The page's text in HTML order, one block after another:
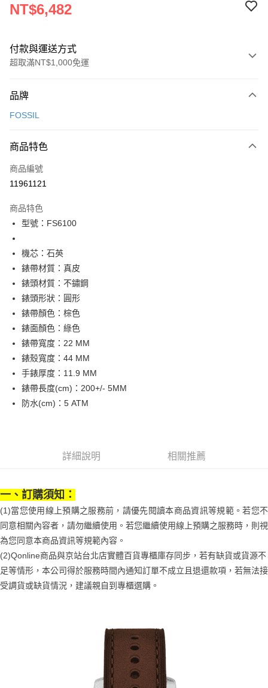
NT$6,482
付款與運送方式
超取滿NT$1,000免運
信用卡一次付款
6 期 0 利率 每期
合作金庫商業銀行
上海商業儲蓄銀行
臺灣中小企業銀行
匯豐（台灣）商業銀行
元大商業銀行
玉山商業銀行
台灣樂天信用卡公司
LINE Pay
Apple Pay
街口支付
Google Pay
全盈+PAY
大哥付你分期
相關說明
【大哥付你分期使用說明】
1.本服務由台灣大哥大提供，台灣大哥大用戶可立即使用無須另外申請。
2.付款方式選擇「大哥付你分期」，訂單成立後會自動跳轉到大哥付的交易
流程，驗證手機門號後，選擇欲分期的期數、繳款截止日，確認付款後即完
成交易。
3.實際核准額度、可分期數及費用金額請依後續交易確認頁面所載為準。
4.訂單成立30分鐘內，如未前往確認交易或遇審核未通過，訂單將自動取
消。如遇「轉專審核」未通過狀況，表示未達大哥付你分期系統評分，恕無
2.透過簡訊連結打開帳單後，可選擇「超商條碼／台灣大直營門市／銀行轉
【注意事項】
1.本服務係由「台灣大哥大股份有限公司」（以下簡稱本公司）所提供，讓
用戶於交易時，得透過本服務購買商品或服務，並由商店將買賣／分期付款
買賣價金債權讓與本公司後，依約使用本公司帳單繳交帳款。
資料（包含姓名、電話或地址）提供予台灣大哥大進項蒐集、處理及利用，
由本公司與您本人進行分期帳單所需資料之確認、核對及更正。
3.完整用戶服務條款，請詳閱以下連結： https://oppay.tw/userRule
AFTEE先享後付
相關說明
AFTEE先享後付是「在收到商品之後才付款」的支付方式。 讓您購物簡單
便利好安心！
１．簡單：不需註冊會員、不需綁卡、不需儲值。
２．便利：只要手機號碼，簡訊認證，即可結帳。
１．於結帳方式選擇「AFTEE先享後付」後，將跳轉至「AFTEE先享後付」
結帳頁面，進行簡訊認證並確認金額後，即可完成結帳。
ATM／網路銀行／等多元方式進行付款，方視為交易完成。
※ 請注意：結帳手續完成當下不需立刻繳費，但若您需要取消訂單，請聯絡
購買商品的店家。未經商家同意取消之訂單仍視為有效，需透過AFTEE先享
後付繳納相關費用。
※ 交易是否成功請以「AFTEE先享後付 」之結帳頁面顯示為準，若有關於
客戶支援中心」https://netprotections.freshdesk.com/support/home
【注意事項】
１．透過由恩沛科技股份有限公司提供之「AFTEE先享後付」服務完成之交
https://aftee.tw/terms/#terms3
３．未成年的使用者請事先徵得法定代理人或監護人之同意方可使用
「AFTEE先享後付」，若未經同意申辦者引起之損失，本公司不負相關責
４．使用「AFTEE先享後付」時，將依據個別帳號之用戶狀況，依本公司即
ATM付款
運送方式
付款後7-11取貨
宅配
每筆NT$100，滿NT$1,200(含以上)免運費
京站台北店客服中心(1F星巴克旁) 即日起不提供京站紙袋，取件時
請自備購物袋，若需購買紙袋可現場詢問
免運費
品牌
FOSSIL
商品特色
商品編號
11961121
商品特色
型號：FS6100
機芯：石英
錶帶材質：真皮
錶頭材質：不鏽鋼
錶頭形狀：圓形
錶帶顏色：棕色
錶面顏色：綠色
錶帶寬度：22 MM
錶殼寬度：44 MM
手錶厚度：11.9 MM
錶帶長度(cm)：200+/- 5MM
防水(cm)：5 ATM
詳細說明 相關推薦
一、訂購須知：
(1)當您使用線上預購之服務前，請優先閱讀本商品資訊等規範。若您不
同意相關內容者，請勿繼續使用。若您繼續使用線上預購之服務時，則視
為您同意本商品資訊等規範內容。
(2)Qonline商品與京站台北店實體百貨專櫃庫存同步，若有缺貨或貨源不
足等情形，本公司得於服務時間內通知訂單不成立且退還款項，若無法接
受調貨或缺貨情況，建議親自到專櫃選購。